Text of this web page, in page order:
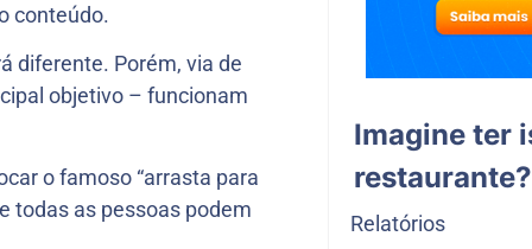
conteúdo.
diferente. Porém, via de
objetivo – funcionam
o famoso “arrasta para
todas as pessoas podem
Imagine ter
restaurante?
Relatórios